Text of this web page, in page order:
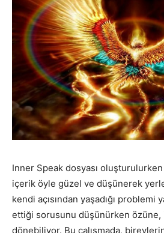
Inner Speak dosyası oluşturulurken
içerik öyle güzel ve düşünerek
kendi açısından yaşadığı problemi
ettiği sorusunu düşünürken özüne,
dönebiliyor. Bu çalışmada, bireylerin